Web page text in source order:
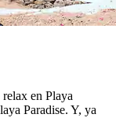
en Playa
Paradise. Y, ya